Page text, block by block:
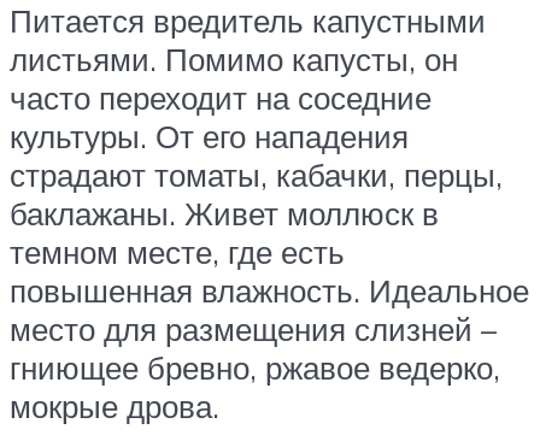
Питается вредитель капустными
листьями. Помимо капусты, он
часто переходит на соседние
культуры. От его нападения
страдают томаты, кабачки, перцы,
баклажаны. Живет моллюск в
темном месте, где есть
повышенная влажность. Идеальное
место для размещения слизней –
гниющее бревно, ржавое ведерко,
мокрые дрова.